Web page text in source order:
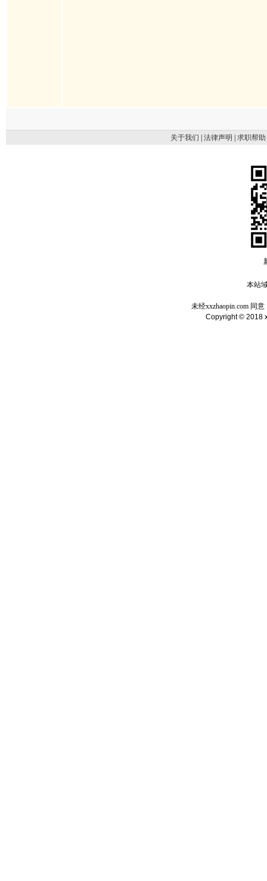
关于我们 法律声明 求职帮助
本站
未经xxzhaopin.com 同
Copyright © 2018